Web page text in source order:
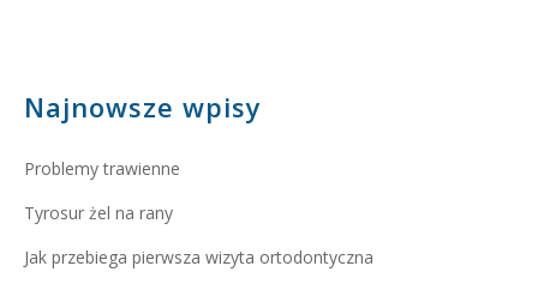
Najnowsze wpisy
Problemy trawienne
Tyrosur żel na rany
Jak przebiega pierwsza wizyta ortodontyczna